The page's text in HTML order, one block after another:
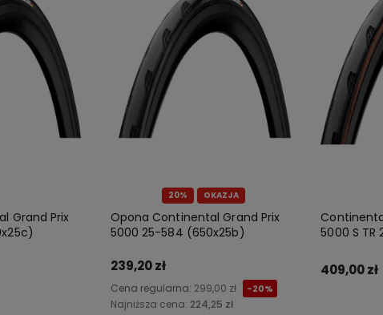
Grand Prix
20% OKAZJA
Opona Continental Grand Prix
5000 25-584 (650x25b)
239,20 zł
Cena regularna: 299,00 zł -20%
Najniższa cena: 224,25 zł
5000 S TR
409,00 zł